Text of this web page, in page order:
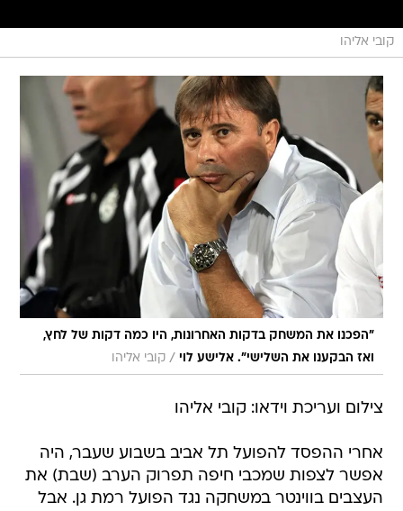
קובי אליהו
"הפכנו את המשחק בדקות האחרונות, היו כמה דקות של לחץ,
ואז הבקענו את השלישי". אלישע לוי / קובי אליהו
צילום ועריכת וידאו: קובי אליהו
אחרי ההפסד להפועל תל אביב בשבוע שעבר, היה
אפשר לצפות שמכבי חיפה תפרוק הערב (שבת) את
העצבים בווינטר במשחקה נגד הפועל רמת גן. אבל